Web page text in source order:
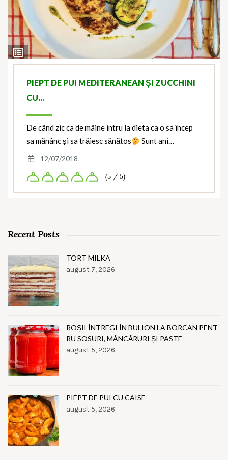
View
Ingredients
PIEPT DE PUI MEDITERANEAN ȘI ZUCCHINI
CU…
De când zic ca de mâine intru la dieta ca o sa încep
sa mănânc și sa trăiesc sănătos
Sunt ani…
12/07/2018
(5 / 5)
Recent Posts
TORT MILKA
august 7, 2026
ROȘII ÎNTREGI ÎN BULION LA BORCAN PENT
RU SOSURI, MÂNCĂRURI ȘI PASTE
august 5, 2026
PIEPT DE PUI CU CAISE
august 5, 2026